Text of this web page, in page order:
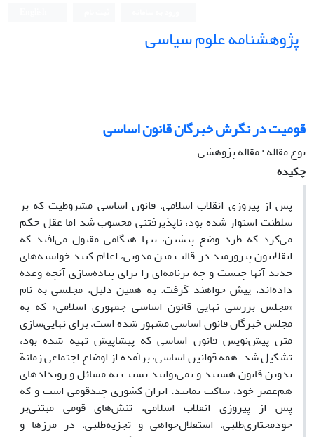
پژوهشنامه علوم سیاسی
قومیت در نگرش خبرگان قانون اساسی
نوع مقاله : مقاله پژوهشی
چکیده
پس از پیروزی انقلاب اسلامی، قانون اساسی مشروطیت که بر
سلطنت استوار شده بود، ‌ناپذیرفتنی محسوب شد اما عقل حکم
می‌کرد که طرد وضع پیشین، تنها هنگامی مقبول می‌افتد که
انقلابیون پیروزمند در قالب متن مدونی، اعلام کنند خواسته‌های
جدید آنها چیست و چه برنامه‌ای را برای پیاده‌سازی آنچه وعده
داده‌اند، پیش خواهند گرفت. به همین دلیل، مجلسی به نام
«مجلس بررسی نهایی قانون اساسی جمهوری اسلامی» که به
مجلس خبرگان قانون اساسی مشهور شده است، برای نهایی‌سازی
متن پیش‌نویس قانون اساسی که پیشاپیش تهیه شده بود،
تشکیل شد. همه قوانین اساسی، برآمده از اوضاع اجتماعی زمانة
تدوین قانون هستند و نمی‌توانند نسبت به مسائل و رویدادهای
هم‌عصر خود، ساکت بمانند. ایران کشوری چندقومی است و که
پس از پیروزی انقلاب اسلامی، تنش‌های قومی مبتنی‌بر
خودمختاری‌طلبی، استقلال‌خواهی و تجزیه‌طلبی، در مرزها و